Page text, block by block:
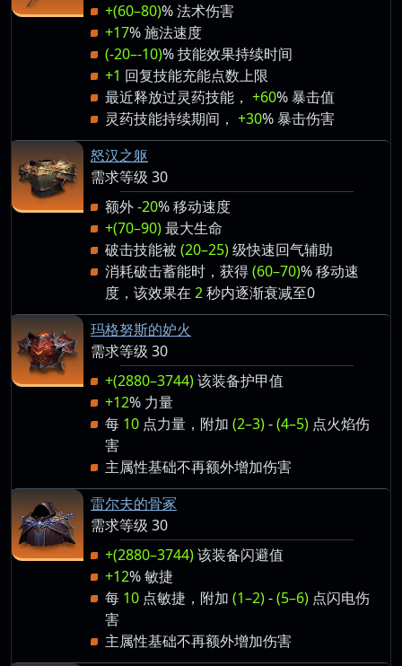
+(60–80)% 法术伤害
+17% 施法速度
(-20–-10)% 技能效果持续时间
+1 回复技能充能点数上限
最近释放过灵药技能， +60% 暴击值
灵药技能持续期间， +30% 暴击伤害
怒汉之躯
需求等级 30
额外-20% 移动速度
+(70–90)最大生命
破击技能被 (20–25)级快速回气辅助
消耗破击蓄能时，获得(60–70)% 移动速
度，该效果在 2秒内逐渐衰减至0
玛格努斯的妒火
需求等级 30
+(2880–3744)该装备护甲值
+12% 力量
每 10 点力量，附加 (2–3)-(4–5) 点火焰伤
害
主属性基础不再额外增加伤害
雷尔夫的骨冢
需求等级 30
+(2880–3744)该装备闪避值
+12% 敏捷
每 10 点敏捷，附加 (1–2)-(5–6) 点闪电伤
害
主属性基础不再额外增加伤害